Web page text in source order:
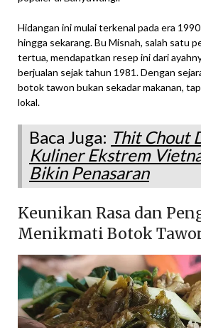
Hidangan ini mulai terkenal pada era
hingga sekarang. Bu Misnah, salah satu
tertua, mendapatkan resep ini dari
berjualan sejak tahun 1981. Dengan
botok tawon bukan sekadar makanan,
lokal.
Baca Juga: Thit Chout
Kuliner Ekstrem
Bikin Penasaran
Keunikan Rasa dan
Menikmati Botok